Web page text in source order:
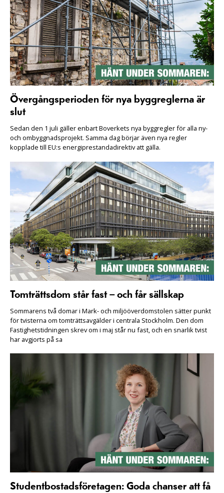
Övergångsperioden för nya byggreglerna är
slut
Sedan den 1 juli gäller enbart Boverkets nya byggregler för alla ny-
och ombyggnadsprojekt. Samma dag börjar även nya regler
kopplade till EU:s energiprestandadirektiv att gälla.
Tomträttsdom står fast – och får sällskap
Sommarens två domar i Mark- och miljööverdomstolen sätter punkt
för tvisterna om tomträttsavgälder i centrala Stockholm. Den dom
Fastighetstidningen skrev om i maj står nu fast, och en snarlik tvist
har avgjorts på sa
Studentbostadsföretagen: Goda chanser att få